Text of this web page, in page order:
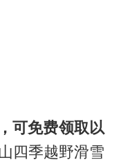
可免费领取以
四季越野滑雪